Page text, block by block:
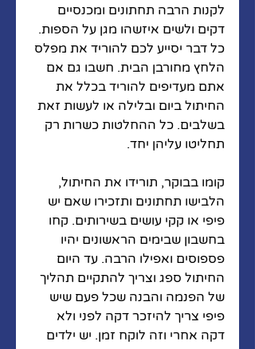
לקנות הרבה תחתונים ומכנסיים
דקים ולשים איזשהו מגן על הספות.
כל דבר יסייע לכם להוריד את מפלס
הלחץ מחורבן הבית. חשבו גם אם
אתם מעדיפים להוריד בכלל את
החיתול ביום ובלילה או לעשות זאת
בשלבים. כל ההחלטות כשרות רק
תחליטו עליהן יחד.
קומו בבוקר, תורידו את החיתול,
הלבישו תחתונים ותזכירו שאם יש
פיפי או קקי עושים בשירותים. קחו
בחשבון שבימים הראשונים יהיו
פספוסים ואפילו הרבה. עד היום
החיתול ספג וצריך להתקיים תהליך
של הפנמה והבנה שכל פעם שיש
פיפי צריך להיזכר דקה לפני ולא
דקה אחרי וזה לוקח זמן. יש ילדים